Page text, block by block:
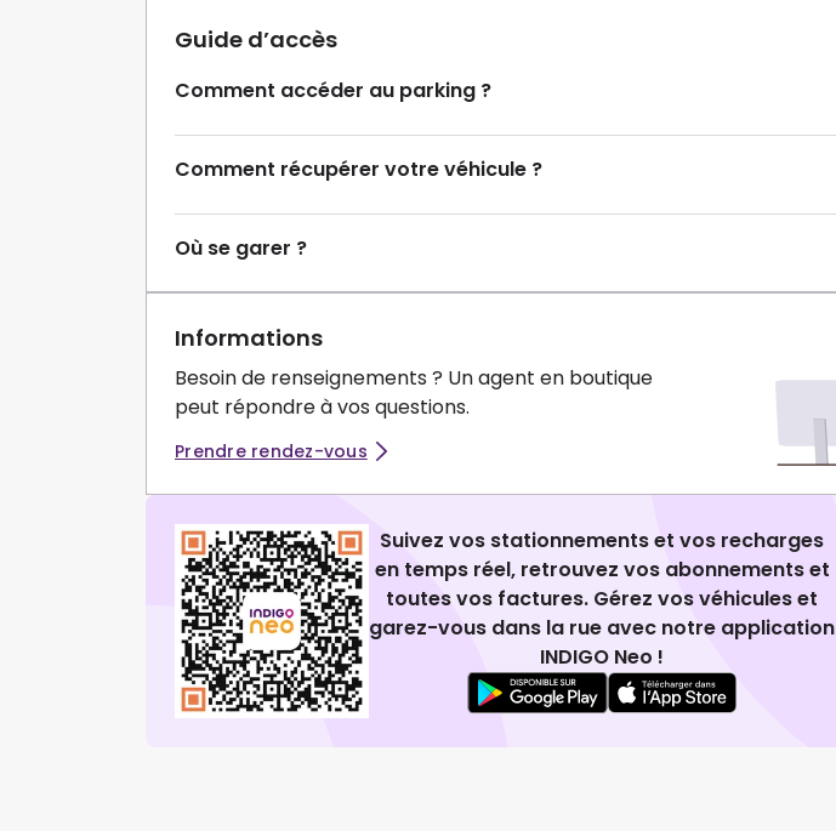
Guide d’accès
Comment accéder au parking ?
Comment récupérer votre véhicule ?
Où se garer ?
Informations
Besoin de renseignements ? Un agent en boutique
peut répondre à vos questions.
Prendre rendez-vous
Suivez vos stationnements et vos recharges
en temps réel, retrouvez vos abonnements et
toutes vos factures. Gérez vos véhicules et
garez-vous dans la rue avec notre application
INDIGO Neo !